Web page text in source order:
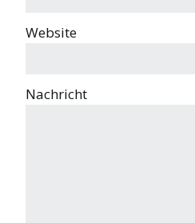
Website
Nachricht